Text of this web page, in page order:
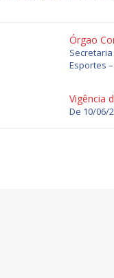
Órgao
Esportes –
Vigência
De 10/06/